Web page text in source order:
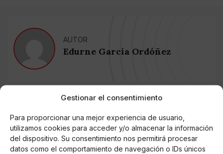
Gestionar el consentimiento
Para proporcionar una mejor experiencia de usuario,
utilizamos cookies para acceder y/o almacenar la información
del dispositivo. Su consentimiento nos permitirá procesar
datos como el comportamiento de navegación o IDs únicos
AUTOR
Edurne García Ordóñez
Noticias relacionadas
Online Casino
Mejores Cripto Casinos Online en
Colombia 2025: Bitcoin Casinos